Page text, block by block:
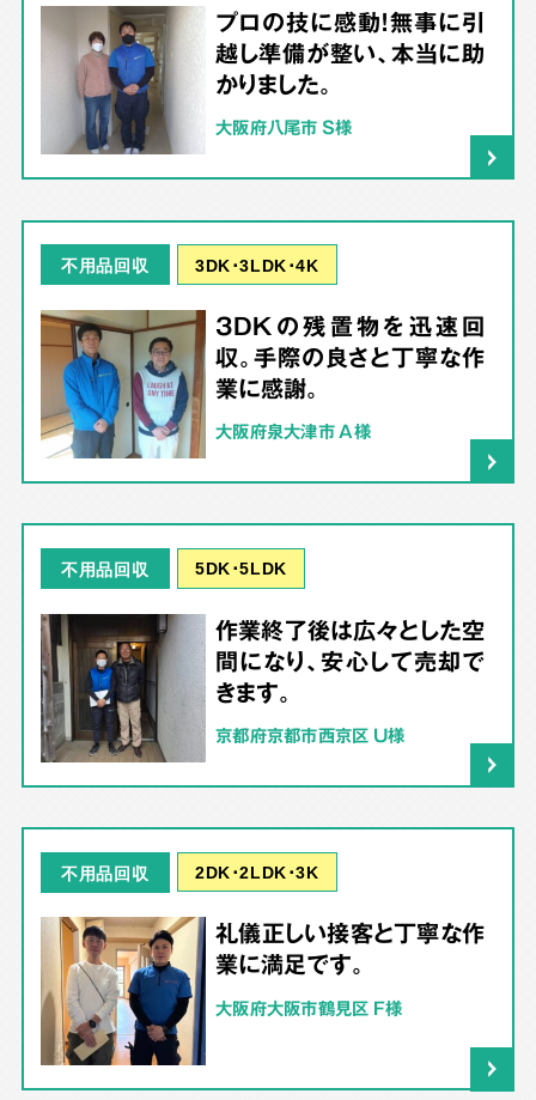
プロの技に感動！無事に引
越し準備が整い、本当に助
かりました。
大阪府八尾市 S様
不用品回収 3DK･3LDK･4K
3DKの残置物を迅速回
収。手際の良さと丁寧な作
業に感謝。
大阪府泉大津市 A様
不用品回収 5DK･5LDK
作業終了後は広々とした空
間になり、安心して売却で
きます。
京都府京都市西京区 U様
不用品回収 2DK･2LDK･3K
礼儀正しい接客と丁寧な作
業に満足です。
大阪府大阪市鶴見区 F様